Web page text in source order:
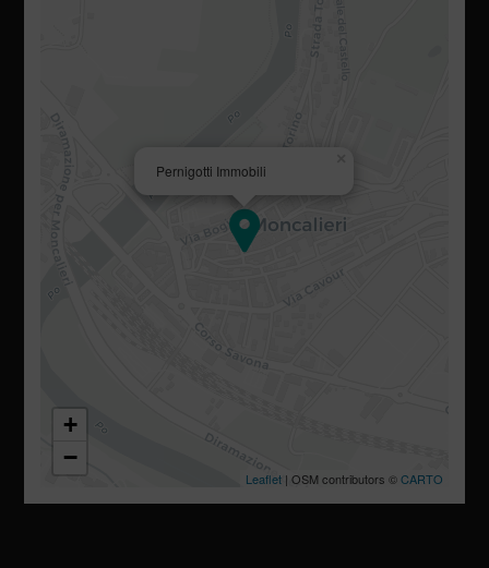
Pernigotti Immobili
+
−
Leaflet | OSM contributors ©CARTO